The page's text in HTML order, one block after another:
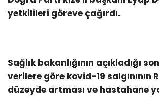
yetkilileri göreve çağırdı.
Sağlık bakanlığının açıkladığı
verilere göre kovid-19 salgınının
düzeyde artması ve hastahane